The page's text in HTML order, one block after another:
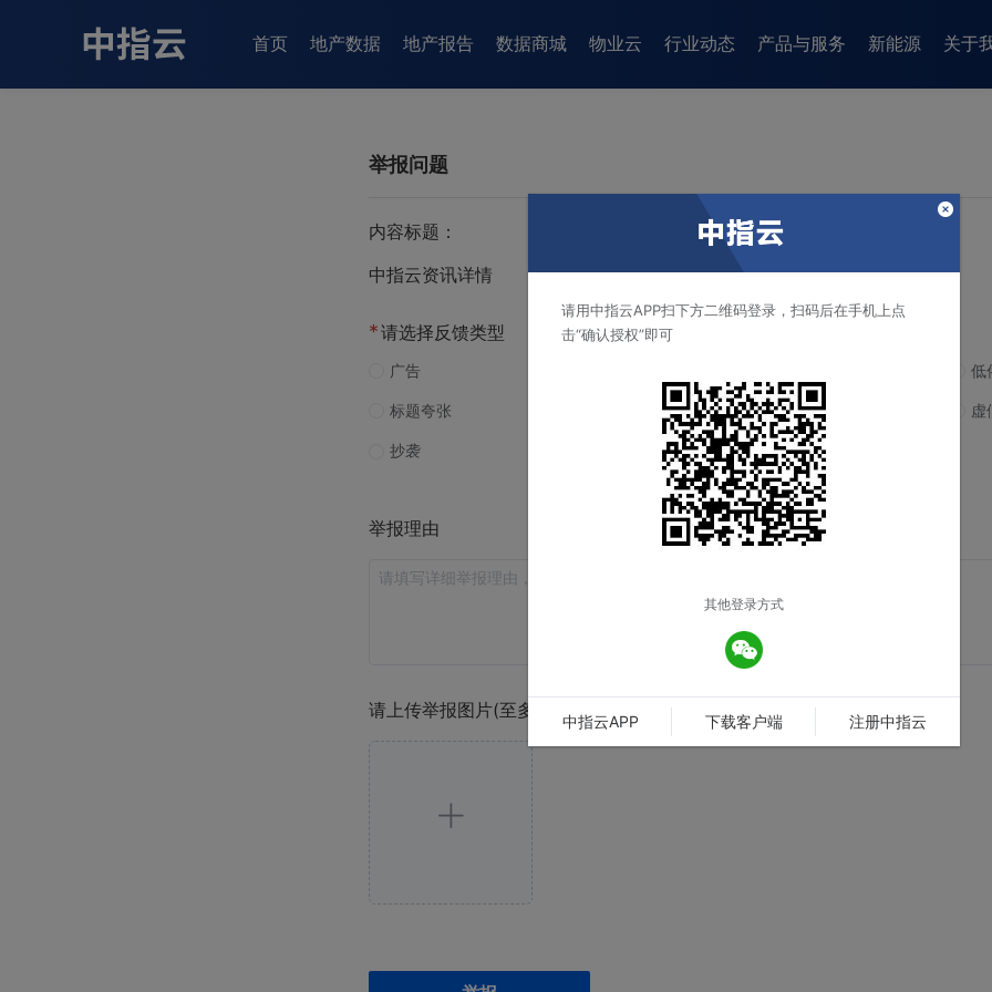
首页 地产数据 地产报告 数据商城 物业云 行业动态 产品与服务 新能源 关于
举报问题
内容标题：
中指云资讯详情
*请选择反馈类型
广告 低
标题夸张 网络暴力 虚
抄袭 侵犯名誉/商誉/肖像/隐私权
举报理由
请上传举报图片(至多4张)
请用中指云APP扫下方二维码登录，扫码后在手机上点
击“确认授权”即可
其他登录方式
中指云APP 下载客户端 注册中指云